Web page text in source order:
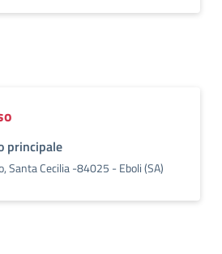
principale
Santa Cecilia -84025 - Eboli (SA)